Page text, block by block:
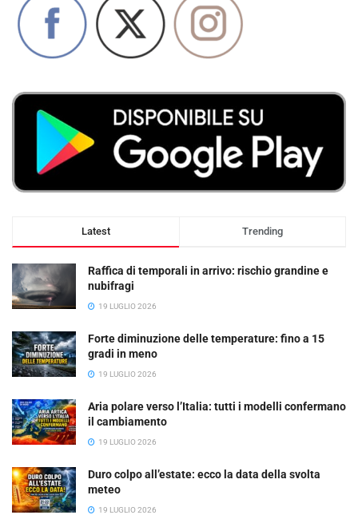
Latest Trending
Raffica di temporali in arrivo: rischio grandine e
nubifragi
19 LUGLIO 2026
Forte diminuzione delle temperature: fino a 15
gradi in meno
19 LUGLIO 2026
Aria polare verso l’Italia: tutti i modelli confermano
il cambiamento
19 LUGLIO 2026
Duro colpo all’estate: ecco la data della svolta
meteo
19 LUGLIO 2026